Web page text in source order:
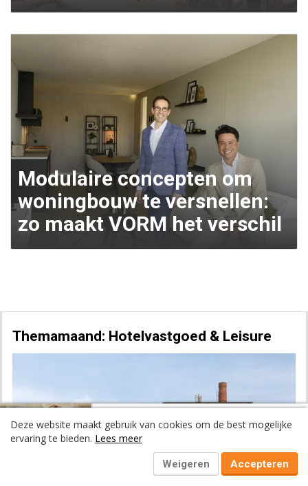
Waarom community platforms
een enorme vlucht nemen in het
vastgoed
Modulaire concepten om
woningbouw te versnellen:
zo maakt VORM het verschil
Themamaand: Hotelvastgoed & Leisure
Deze website maakt gebruik van cookies om de best mogelijke
ervaring te bieden. Lees meer
Weigeren Accepteren